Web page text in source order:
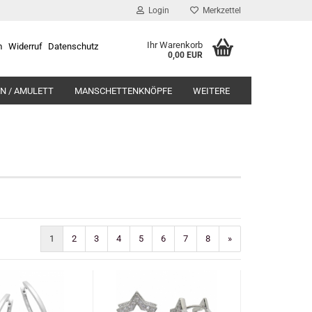
Login Merkzettel
Widerruf Datenschutz Ihr Warenkorb
0,00 EUR
/ AMULETT MANSCHETTENKNÖPFE WEITERE
1 2 3 4 5 6 7 8 »